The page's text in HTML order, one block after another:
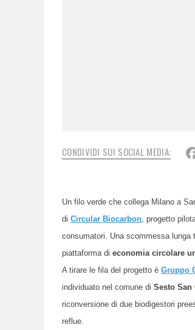
CONDIVIDI SUI SOCIAL MEDIA:
Un filo verde che collega Milano a
di Circular Biocarbon, progetto
consumatori. Una scommessa lunga
piattaforma di economia circolare
A tirare le fila del progetto è Gruppo
individuato nel comune di Sesto San
riconversione di due biodigestori
reflue.